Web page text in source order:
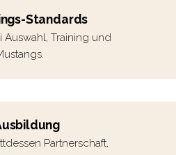
Standards
Auswahl, Training und
Partnerschaft,